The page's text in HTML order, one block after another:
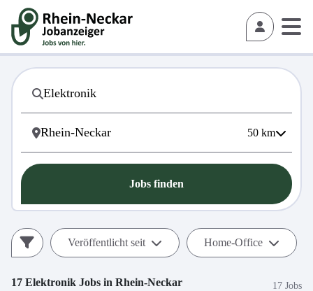
50 km
Jobs finden
Veröffentlicht seit Home-Office
17 Elektronik Jobs in Rhein-Neckar 17 Jobs